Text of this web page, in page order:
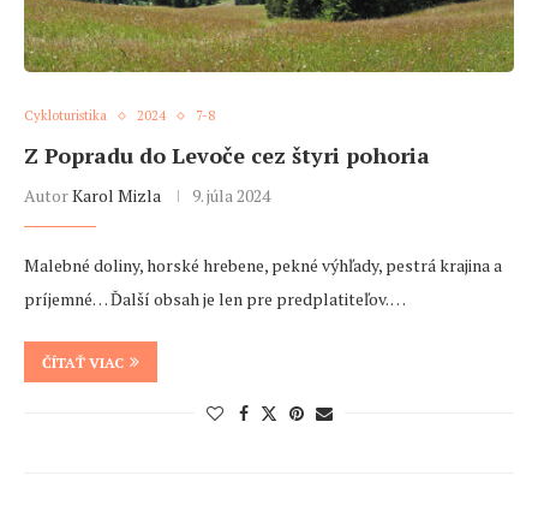
Cykloturistika 2024 7-8
Z Popradu do Levoče cez štyri pohoria
AutorKarol Mizla 9. júla 2024
Malebné doliny, horské hrebene, pekné výhľady, pestrá krajina a
príjemné… Ďalší obsah je len pre predplatiteľov. …
ČÍTAŤ VIAC